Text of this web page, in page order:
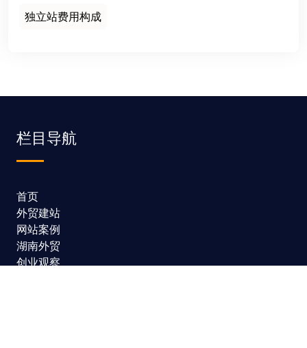
独立站费用构成
栏目导航
首页
外贸建站
网站案例
湖南外贸
创业观察